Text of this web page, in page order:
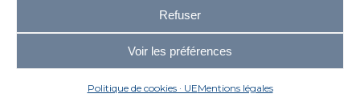
Refuser
Voir les préférences
Politique de cookies · UEMentions légales
Accessibilité
Mentions légales
Infos réglementaires
Glossaire
2026 © CHU Caen Normandie